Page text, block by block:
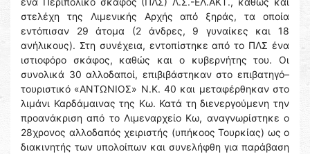
στελέχη της Λιμενικής Αρχής από ξηράς, τα οποία
εντόπισαν 29 άτομα (2 άνδρες, 9 γυναίκες και 18
ανήλικους). Στη συνέχεια, εντοπίστηκε από το ΠΛΣ ένα
ιστιοφόρο σκάφος, καθώς και ο κυβερνήτης του. Οι
συνολικά 30 αλλοδαποί, επιβιβάστηκαν στο επιβατηγό–
τουριστικό «ΑΝΤΩΝΙΟΣ» Ν.Κ. 40 και μεταφέρθηκαν στο
λιμάνι Καρδάμαινας της Κω. Κατά τη διενεργούμενη την
προανάκριση από το Λιμεναρχείο Κω, αναγνωρίστηκε ο
28χρονος αλλοδαπός χειριστής (υπήκοος Τουρκίας) ως ο
διακινητής των υπολοίπων και συνελήφθη για παράβαση